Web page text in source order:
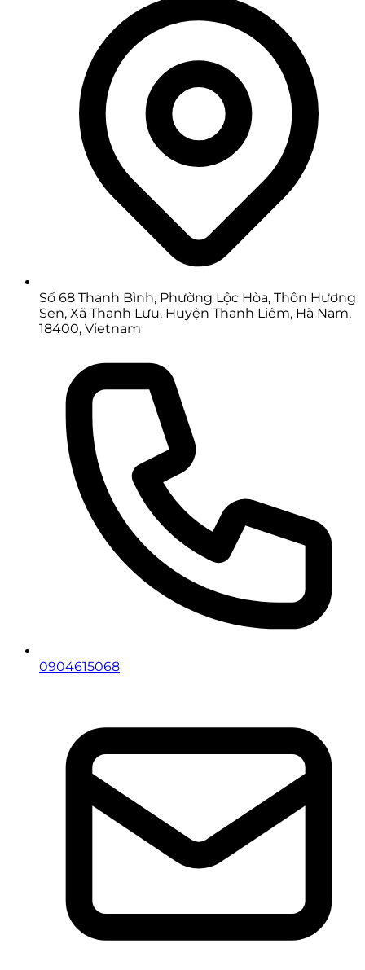
Số 68 Thanh Bình, Phường Lộc Hòa, Thôn Hương
Sen, Xã Thanh Lưu, Huyện Thanh Liêm, Hà Nam,
18400, Vietnam
0904615068